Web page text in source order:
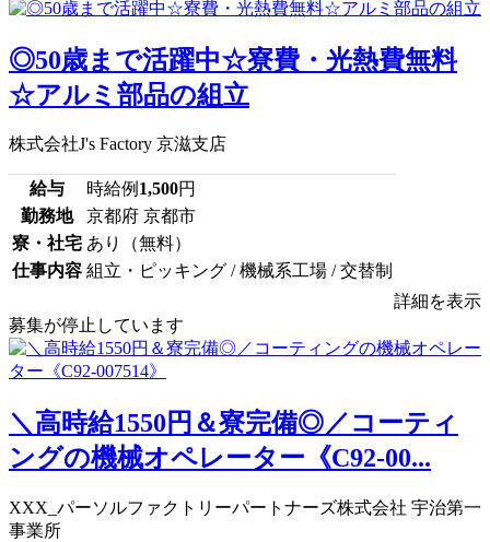
◎50歳まで活躍中☆寮費・光熱費無料
☆アルミ部品の組立
株式会社J's Factory 京滋支店
給与 時給例 1,500円
勤務地
京都府 京都市
寮・社宅 あり（無料）
仕事内容 組立・ピッキング / 機械系工場 / 交替制
詳細を表示
募集が停止しています
＼高時給1550円＆寮完備◎／コーティ
ングの機械オペレーター《C92-00...
XXX_パーソルファクトリーパートナーズ株式会社 宇治第一
事業所